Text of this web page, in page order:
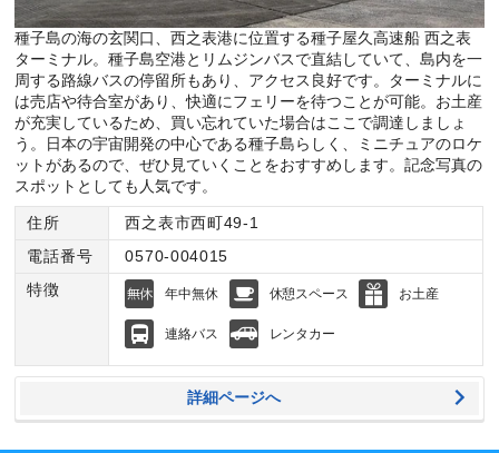
種子島の海の玄関口、西之表港に位置する種子屋久高速船 西之表
ターミナル。種子島空港とリムジンバスで直結していて、島内を一
周する路線バスの停留所もあり、アクセス良好です。ターミナルに
は売店や待合室があり、快適にフェリーを待つことが可能。お土産
が充実しているため、買い忘れていた場合はここで調達しましょ
う。日本の宇宙開発の中心である種子島らしく、ミニチュアのロケ
ットがあるので、ぜひ見ていくことをおすすめします。記念写真の
スポットとしても人気です。
住所
西之表市西町49-1
電話番号
0570-004015
特徴
年中無休 休憩スペース お土産
連絡バス レンタカー
詳細ページへ